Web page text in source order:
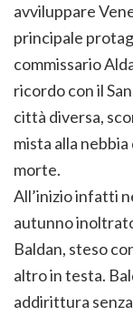
avviluppare
principale
commissario
ricordo con il
città diversa,
mista alla nebbia
morte.
All’inizio infatti
autunno
Baldan, steso
altro in testa.
addirittura